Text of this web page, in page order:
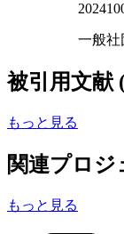
一般社
被引用文献
もっと見る
関連プロジ
もっと見る